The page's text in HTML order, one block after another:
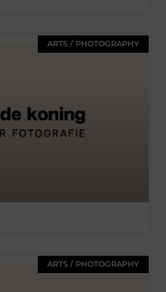
ARTS / PHOTOGRAPHY
ARTS / PHOTOGRAPHY